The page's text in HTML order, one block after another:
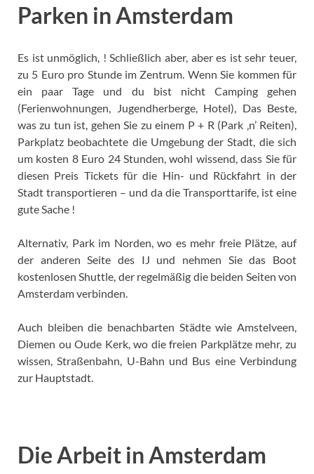
Parken in Amsterdam
Es ist unmöglich, ! Schließlich aber, aber es ist sehr teuer,
zu 5 Euro pro Stunde im Zentrum. Wenn Sie kommen für
ein paar Tage und du bist nicht Camping gehen
(Ferienwohnungen, Jugendherberge, Hotel), Das Beste,
was zu tun ist, gehen Sie zu einem P + R (Park ‚n’ Reiten),
Parkplatz beobachtete die Umgebung der Stadt, die sich
um kosten 8 Euro 24 Stunden, wohl wissend, dass Sie für
diesen Preis Tickets für die Hin- und Rückfahrt in der
Stadt transportieren – und da die Transporttarife, ist eine
gute Sache !
Alternativ, Park im Norden, wo es mehr freie Plätze, auf
der anderen Seite des IJ und nehmen Sie das Boot
kostenlosen Shuttle, der regelmäßig die beiden Seiten von
Amsterdam verbinden.
Auch bleiben die benachbarten Städte wie Amstelveen,
Diemen ou Oude Kerk, wo die freien Parkplätze mehr, zu
wissen, Straßenbahn, U-Bahn und Bus eine Verbindung
zur Hauptstadt.
Die Arbeit in Amsterdam